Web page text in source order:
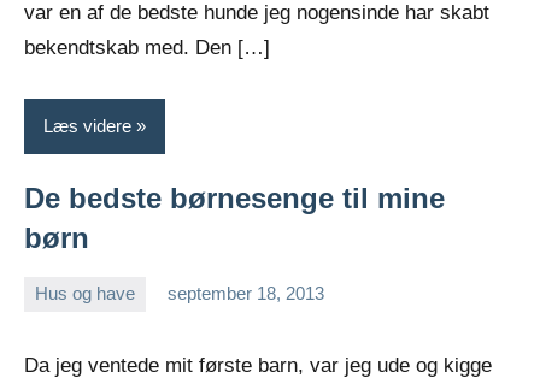
var en af de bedste hunde jeg nogensinde har skabt
bekendtskab med. Den […]
Læs videre
De bedste børnesenge til mine
børn
Hus og have september 18, 2013
Da jeg ventede mit første barn, var jeg ude og kigge